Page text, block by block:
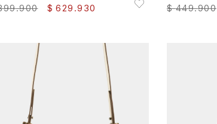
.900 $ 629 .930 $ 449.900